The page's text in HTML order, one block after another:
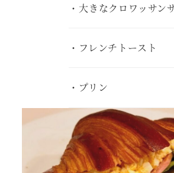
・大きなクロワッサン
・フレンチトースト
・プリン